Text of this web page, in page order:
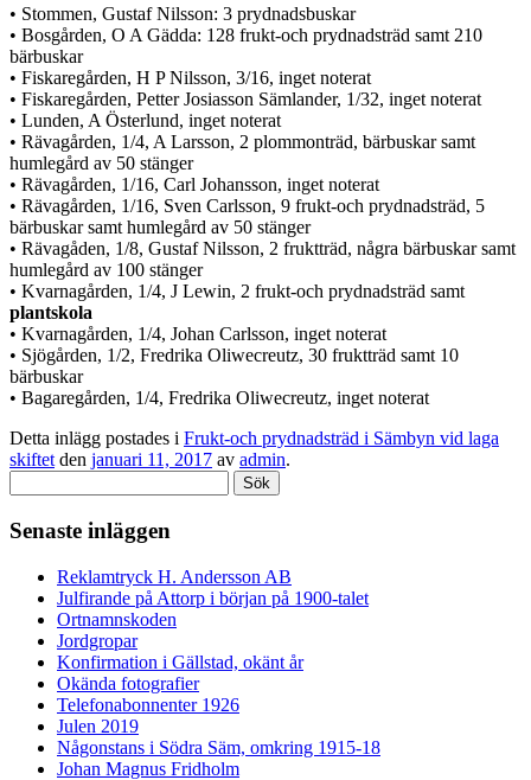
• Stommen, Gustaf Nilsson: 3 prydnadsbuskar
• Bosgården, O A Gädda: 128 frukt-och prydnadsträd samt 210
bärbuskar
• Fiskaregården, H P Nilsson, 3/16, inget noterat
• Fiskaregården, Petter Josiasson Sämlander, 1/32, inget noterat
• Lunden, A Österlund, inget noterat
• Rävagården, 1/4, A Larsson, 2 plommonträd, bärbuskar samt
humlegård av 50 stänger
• Rävagården, 1/16, Carl Johansson, inget noterat
• Rävagården, 1/16, Sven Carlsson, 9 frukt-och prydnadsträd, 5
bärbuskar samt humlegård av 50 stänger
• Rävagåden, 1/8, Gustaf Nilsson, 2 fruktträd, några bärbuskar samt
humlegård av 100 stänger
• Kvarnagården, 1/4, J Lewin, 2 frukt-och prydnadsträd samt
plantskola
• Kvarnagården, 1/4, Johan Carlsson, inget noterat
• Sjögården, 1/2, Fredrika Oliwecreutz, 30 fruktträd samt 10
bärbuskar
• Bagaregården, 1/4, Fredrika Oliwecreutz, inget noterat
Detta inlägg postades i Frukt-och prydnadsträd i Sämbyn vid laga
skiftetden januari 11, 2017 av admin.
efter:
Senaste inläggen
Reklamtryck H. Andersson AB
Julfirande på Attorp i början på 1900-talet
Ortnamnskoden
Jordgropar
Konfirmation i Gällstad, okänt år
Okända fotografier
Telefonabonnenter 1926
Julen 2019
Någonstans i Södra Säm, omkring 1915-18
Johan Magnus Fridholm